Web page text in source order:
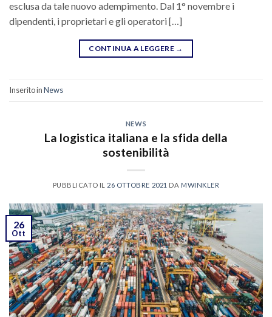
esclusa da tale nuovo adempimento. Dal 1° novembre i
dipendenti, i proprietari e gli operatori […]
CONTINUA A LEGGERE →
Inserito inNews
NEWS
La logistica italiana e la sfida della
sostenibilità
PUBBLICATO IL 26 OTTOBRE 2021 DA MWINKLER
26
Ott